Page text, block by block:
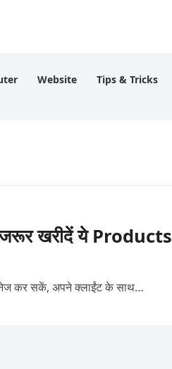
Website Tips & Tricks
खरीदें ये Products
कर सकें, अपने क्लाईंट के साथ…